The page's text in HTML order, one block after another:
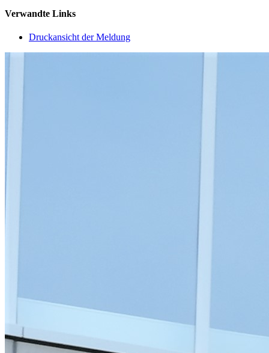
Verwandte Links
Druckansicht der Meldung